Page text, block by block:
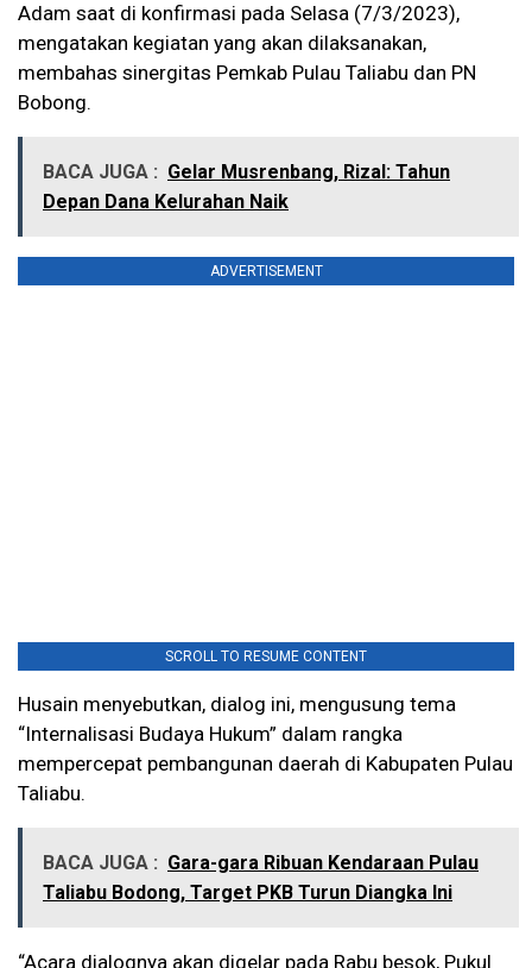
Adam saat di konfirmasi pada Selasa (7/3/2023),
mengatakan kegiatan yang akan dilaksanakan,
membahas sinergitas Pemkab Pulau Taliabu dan PN
Bobong.
BACA JUGA : Gelar Musrenbang, Rizal: Tahun
Depan Dana Kelurahan Naik
ADVERTISEMENT
SCROLL TO RESUME CONTENT
Husain menyebutkan, dialog ini, mengusung tema
“Internalisasi Budaya Hukum” dalam rangka
mempercepat pembangunan daerah di Kabupaten Pulau
Taliabu.
BACA JUGA : Gara-gara Ribuan Kendaraan Pulau
Taliabu Bodong, Target PKB Turun Diangka Ini
“Acara dialognya akan digelar pada Rabu besok, Pukul